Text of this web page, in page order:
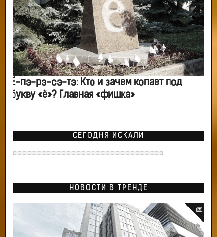
Ё-пэ-рэ-сэ-тэ: Кто и зачем копает под
букву «ё»? Главная «фишка»
СЕГОДНЯ ИСКАЛИ
НОВОСТИ В ТРЕНДЕ